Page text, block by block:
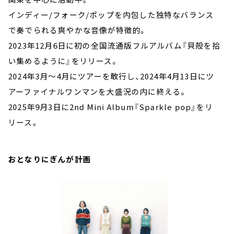
インディー/フォーク/ポップを内包した独特なバランス
で奏でられる爽やかな音像が特徴的。
2023年12月6日に初の全国流通版フルアルバム『貝殻を拾
い集めるように』をリリース。
2024年3月～4月にツアーを敢行し、2024年4月13日にツ
アーファイナルワンマンを大盛況の内に終える。
2025年9月3日に2nd Mini Album『Sparkle pop』をリ
リース。
おとなりにぎんが計画